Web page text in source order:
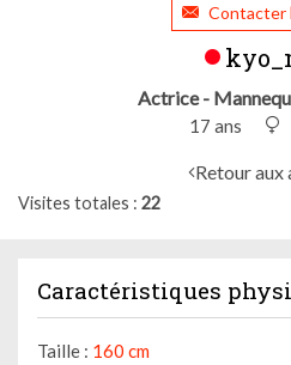
Contacter
Actrice -
17 ans
Retour aux
Visites totales 22
Caractéristiques
Taille : 160 cm